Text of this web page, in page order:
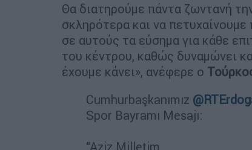
Θα διατηρούμε πάντα ζωντανή
σκληρότερα και να
σε αυτούς τα εύσημα για κάθε
του κέντρου, καθώς δυναμώνει
έχουμε κάνει», ανέφερε ο
Cumhurbaşkanımız
Spor Bayramı Mesajı:
“Aziz Milletim,